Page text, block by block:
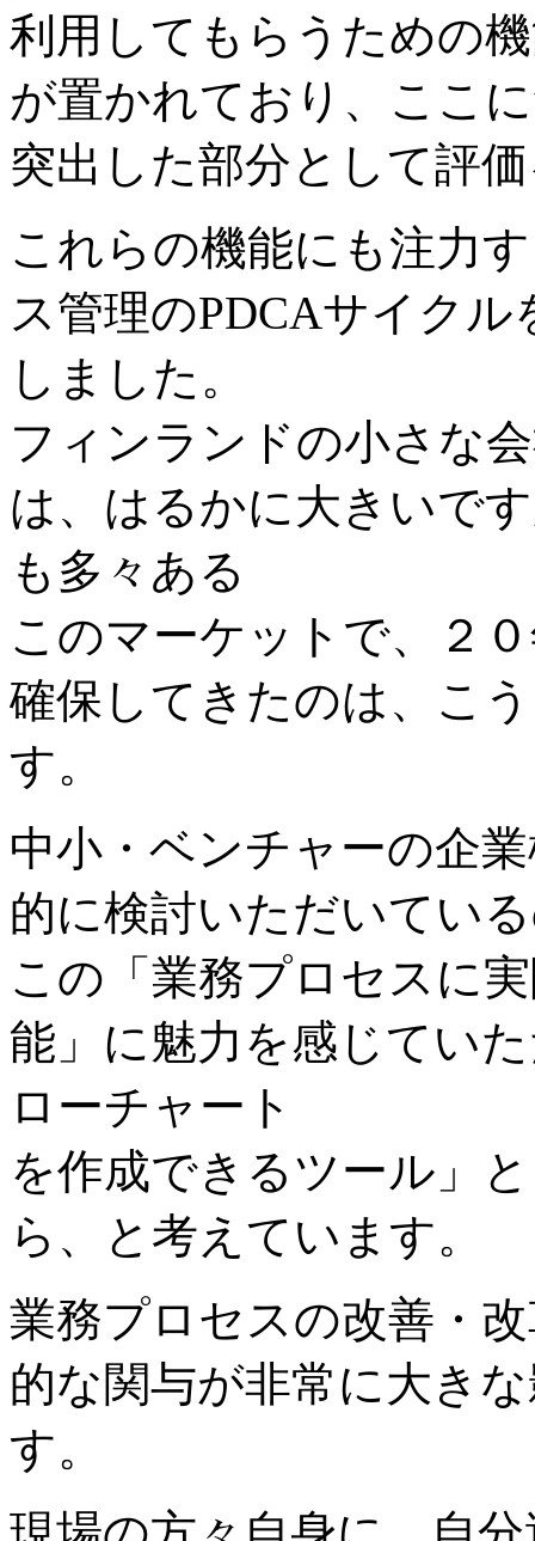
利用してもらうための
が置かれており、ここ
突出した部分として評
これらの機能にも注力
ス管理のPDCAサイク
しました。
フィンランドの小さな
は、はるかに大きいで
も多々ある
このマーケットで、２
確保してきたのは、こ
す。
中小・ベンチャーの企
的に検討いただいてい
この「業務プロセスに
能」に魅力を感じてい
ローチャート
を作成できるツール」
ら、と考えています。
業務プロセスの改善・
的な関与が非常に大き
す。